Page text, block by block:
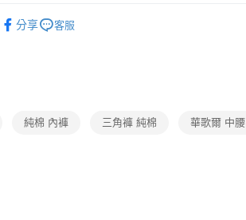
【清涼一夏】正品滿2500省150
分享 客服
純棉 內褲 三角褲 純棉 華歌爾 中腰